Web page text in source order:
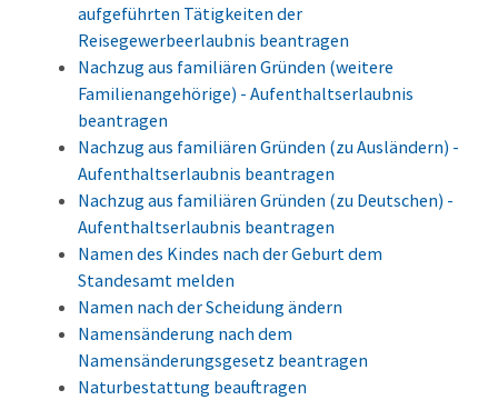
aufgeführten Tätigkeiten der
Reisegewerbeerlaubnis beantragen
Nachzug aus familiären Gründen (weitere
Familienangehörige) - Aufenthaltserlaubnis
beantragen
Nachzug aus familiären Gründen (zu Ausländern) -
Aufenthaltserlaubnis beantragen
Nachzug aus familiären Gründen (zu Deutschen) -
Aufenthaltserlaubnis beantragen
Namen des Kindes nach der Geburt dem
Standesamt melden
Namen nach der Scheidung ändern
Namensänderung nach dem
Namensänderungsgesetz beantragen
Naturbestattung beauftragen